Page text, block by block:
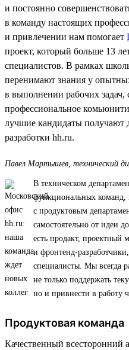
и постоянно
в команду настоящих
и привлечении нам помогает
проект, который больше 13
специалистов. В рамках
перенимают знания у
в выполнении рабочих
профессиональное
лучшие кандидаты получают
разработки hh.ru.
Павел Мартышев, технический
В техническом
функциональных команд,
с продуктовым
самостоятельно от идеи
есть продакт, проектный
и фронтенд-
специалисты. Мы всегда
не только поддержать
но и привнести в работу
Продуктовая команда
Качественный всесторонний